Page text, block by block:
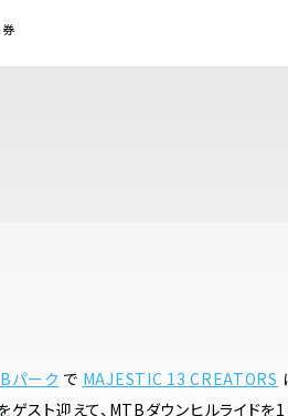
パーク で MAJESTIC 13 CREATORS
ゲスト迎えて、MTBダウンヒルライドを1